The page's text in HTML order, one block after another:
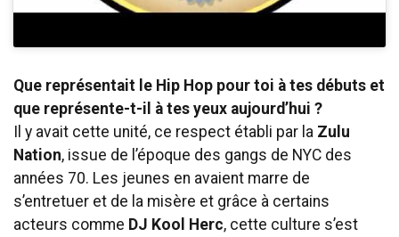
Que représentait le Hip Hop pour toi à tes débuts et
que représente-t-il à tes yeux aujourd’hui ?
Il y avait cette unité, ce respect établi par la Zulu
Nation, issue de l’époque des gangs de NYC des
années 70. Les jeunes en avaient marre de
s’entretuer et de la misère et grâce à certains
acteurs comme DJ Kool Herc, cette culture s’est